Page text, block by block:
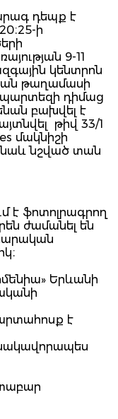
դեպք է
ի
9-11
կենտրոն
թաղամասի
դիմաց
բախվել է
թիվ 33/1
մակնիշի
նաև նշված տան
է ֆոտոլրագրող
ժամանել են
Երևանի
է